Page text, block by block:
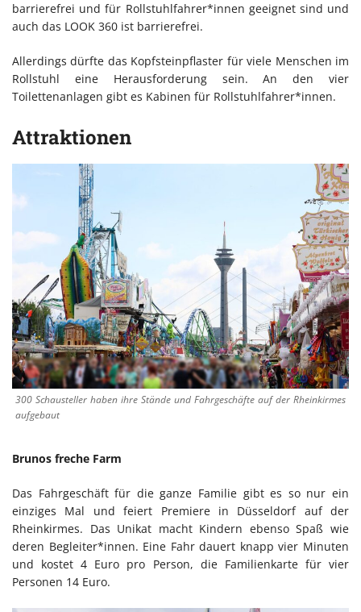
barrierefrei und für Rollstuhlfahrer*innen geeignet sind und
auch das LOOK 360 ist barrierefrei.
Allerdings dürfte das Kopfsteinpflaster für viele Menschen im
Rollstuhl eine Herausforderung sein. An den vier
Toilettenanlagen gibt es Kabinen für Rollstuhlfahrer*innen.
Attraktionen
300 Schausteller haben ihre Stände und Fahrgeschäfte auf der Rheinkirmes
aufgebaut
Brunos freche Farm
Das Fahrgeschäft für die ganze Familie gibt es so nur ein
einziges Mal und feiert Premiere in Düsseldorf auf der
Rheinkirmes. Das Unikat macht Kindern ebenso Spaß wie
deren Begleiter*innen. Eine Fahr dauert knapp vier Minuten
und kostet 4 Euro pro Person, die Familienkarte für vier
Personen 14 Euro.